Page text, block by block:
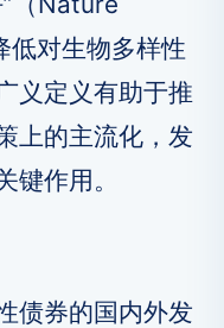
低对生物多样性
义定义有助于推
上的主流化，发
键作用。
债券的国内外发